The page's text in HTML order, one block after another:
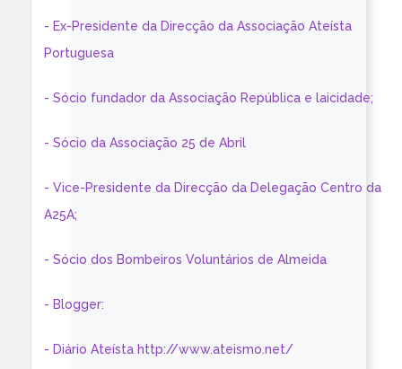
- Ex-Presidente da Direcção da Associação Ateísta
Portuguesa
- Sócio fundador da Associação República e laicidade;
- Sócio da Associação 25 de Abril
- Vice-Presidente da Direcção da Delegação Centro da
A25A;
- Sócio dos Bombeiros Voluntários de Almeida
- Blogger:
- Diário Ateísta http://www.ateismo.net/